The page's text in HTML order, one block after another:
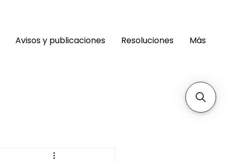
Avisos y publicaciones Resoluciones Más